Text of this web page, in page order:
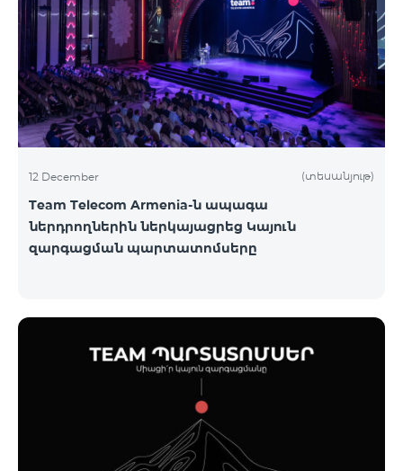
12 December (տեսանյութ)
Team Telecom Armenia-ն ապագա
ներդրողներին ներկայացրեց Կայուն
զարգացման պարտատոմսերը